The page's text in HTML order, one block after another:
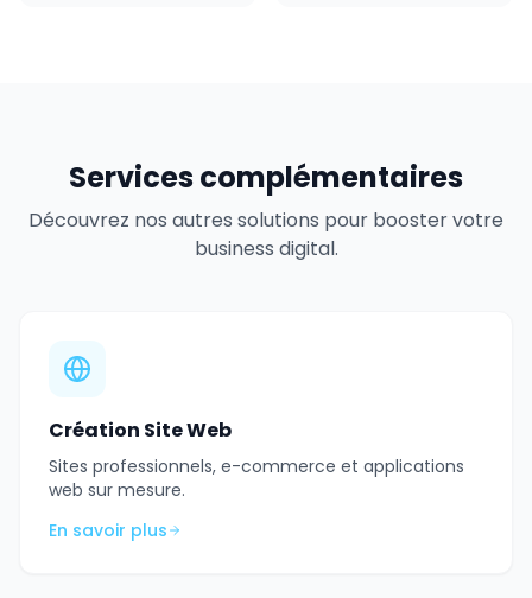
Services complémentaires
Découvrez nos autres solutions pour booster votre
business digital.
Création Site Web
Sites professionnels, e-commerce et applications
web sur mesure.
En savoir plus